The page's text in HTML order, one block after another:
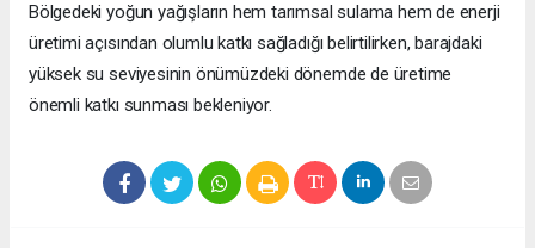
Bölgedeki yoğun yağışların hem tarımsal sulama hem de enerji
üretimi açısından olumlu katkı sağladığı belirtilirken, barajdaki
yüksek su seviyesinin önümüzdeki dönemde de üretime
önemli katkı sunması bekleniyor.